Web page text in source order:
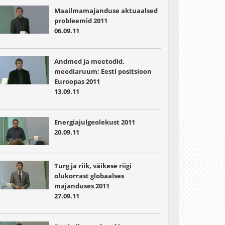
Maailmamajanduse aktuaalsed
probleemid 2011
06.09.11
Andmed ja meetodid,
meediaruum; Eesti positsioon
Euroopas 2011
13.09.11
Energiajulgeolekust 2011
20.09.11
Turg ja riik, väikese riigi
olukorrast globaalses
majanduses 2011
27.09.11